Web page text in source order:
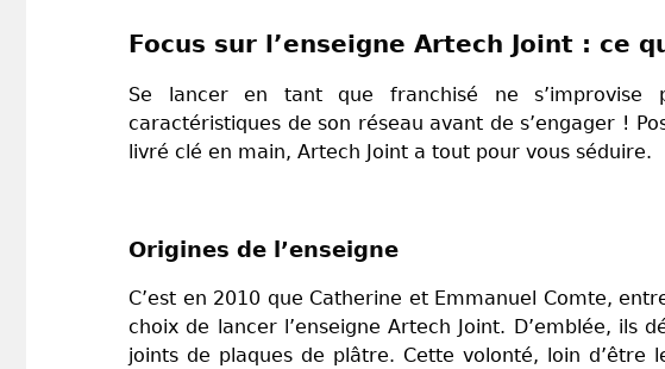
Focus sur l’enseigne Artech Joint : ce
Se lancer en tant que franchisé ne
caractéristiques de son réseau avant de s’engager !
livré clé en main, Artech Joint a tout pour vous séduire.
Origines de l’enseigne
C’est en 2010 que Catherine et Emmanuel Comte,
choix de lancer l’enseigne Artech Joint. D’emblée,
joints de plaques de plâtre. Cette volonté, loin